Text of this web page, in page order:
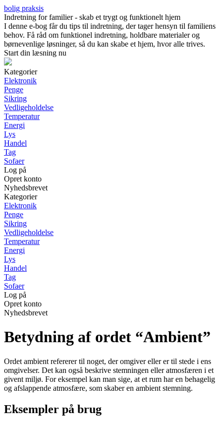
bolig praksis
Indretning for familier - skab et trygt og funktionelt hjem
I denne e-bog får du tips til indretning, der tager hensyn til familiens
behov. Få råd om funktionel indretning, holdbare materialer og
børnevenlige løsninger, så du kan skabe et hjem, hvor alle trives.
Start din læsning nu
Kategorier
Elektronik
Penge
Sikring
Vedligeholdelse
Temperatur
Energi
Lys
Handel
Tag
Sofaer
Log på
Opret konto
Nyhedsbrevet
Kategorier
Elektronik
Penge
Sikring
Vedligeholdelse
Temperatur
Energi
Lys
Handel
Tag
Sofaer
Log på
Opret konto
Nyhedsbrevet
Betydning af ordet “Ambient”
Ordet ambient refererer til noget, der omgiver eller er til stede i ens
omgivelser. Det kan også beskrive stemningen eller atmosfæren i et
givent miljø. For eksempel kan man sige, at et rum har en behagelig
og afslappende atmosfære, som skaber en ambient stemning.
Eksempler på brug